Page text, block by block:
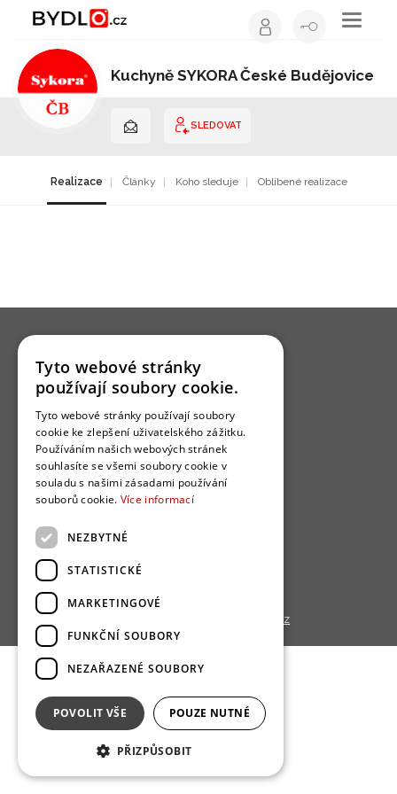
Toggle
Kuchyně SYKORA České Budějovice
SLEDOVAT
Realizace Články Koho sleduje Oblíbené realizace
O nás
Bydlo programy
Jak se zapojit?
Uživatelské podmínky
Bydlo.cz
Tyto webové stránky
používají soubory cookie.
Tyto webové stránky používají soubory
cookie ke zlepšení uživatelského zážitku.
Používáním našich webových stránek
souhlasíte se všemi soubory cookie v
souladu s našimi zásadami používání
souborů cookie. Více informací
NEZBYTNÉ
STATISTICKÉ
MARKETINGOVÉ
FUNKČNÍ SOUBORY
NEZAŘAZENÉ SOUBORY
POVOLIT VŠE POUZE NUTNÉ
PŘIZPŮSOBIT